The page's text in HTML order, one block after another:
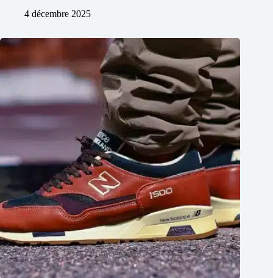
4 décembre 2025